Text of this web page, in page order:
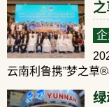
云南利鲁携”梦之草